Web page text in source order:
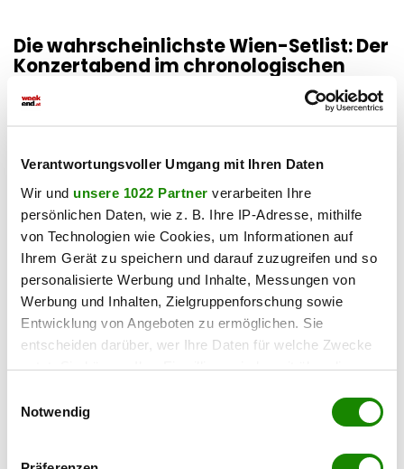
Verantwortungsvoller Umgang mit Ihren Daten
Wir und unsere 1022 Partner verarbeiten Ihre
persönlichen Daten, wie z. B. Ihre IP-Adresse, mithilfe
von Technologien wie Cookies, um Informationen auf
Ihrem Gerät zu speichern und darauf zuzugreifen und so
personalisierte Werbung und Inhalte, Messungen von
Werbung und Inhalten, Zielgruppenforschung sowie
Entwicklung von Angeboten zu ermöglichen. Sie
entscheiden darüber, wer Ihre Daten für welche Zwecke
nutzt. Sie können Ihre Einwilligung jederzeit über die
Trigger Symbol ändern oder widerrufen
Notwendig
Die wahrscheinlichste Wien-Setlist: Der
Konzertabend im chronologischen
Kombiniert man das modular programmierte Grundgerüst
ergibt sich die folgende, wahrscheinlichste Setlist für das
heutige Open-Air-Spektakel in Wien. Die prognostizierte
Trefferquote dieser Ableitung liegt erfahrungsgemäß bei
stolzen 70 bis 80 Prozent:
Act I (Der Opener-Block)
Inception Intro C / Lying From You /
Crawling / Up From the Bottom /